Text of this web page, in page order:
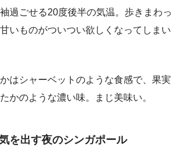
過ごせる20度後半の気温。歩きまわっ
いものがついつい欲しくなってしまい
はシャーベットのような食感で、果実
かのような濃い味。まじ美味い。
を出す夜のシンガポール